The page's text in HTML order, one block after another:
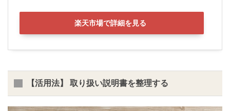
楽天市場で詳細を見る
【活用法】 取り扱い説明書を整理する